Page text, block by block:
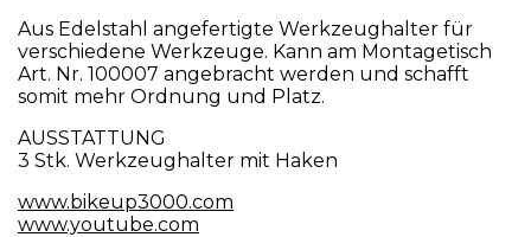
Aus Edelstahl angefertigte Werkzeughalter für
verschiedene Werkzeuge. Kann am Montagetisch
Art. Nr. 100007 angebracht werden und schafft
somit mehr Ordnung und Platz.
AUSSTATTUNG
3 Stk. Werkzeughalter mit Haken
www.bikeup3000.com
www.youtube.com